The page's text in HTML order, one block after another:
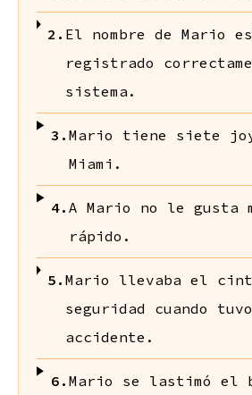
2. El nombre de Mario
registrado
sistema.
3.Mario tiene siete
Miami.
4.A Mario no le gusta
rápido.
5. Mario llevaba el
seguridad cuando
accidente.
6. Mario se lastimó el